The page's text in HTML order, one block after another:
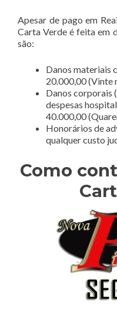
Apesar de pago em
Carta Verde é feita em
são:
Danos materiais
20.000,00 (Vinte
Danos corporais
despesas
40.000,00
Honorários de
qualquer custo
Como